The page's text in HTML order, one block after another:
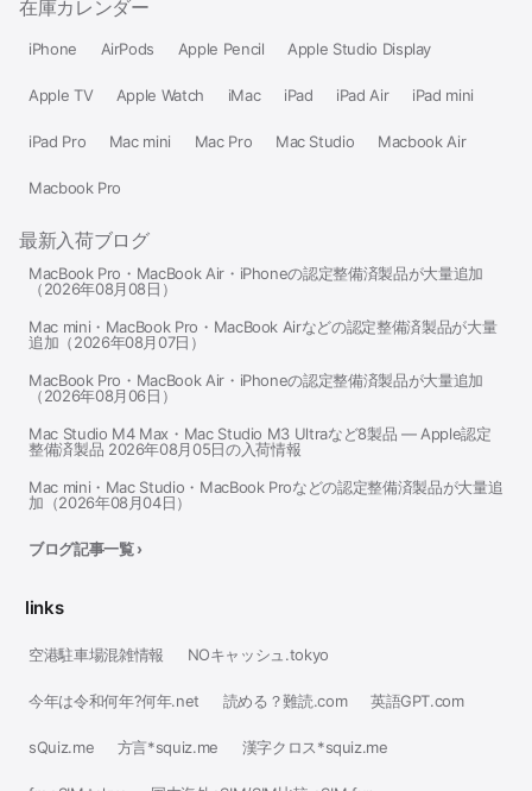
在庫カレンダー
iPhone AirPods Apple Pencil Apple Studio Display
Apple TV Apple Watch iMac iPad iPad Air iPad mini
iPad Pro Mac mini Mac Pro Mac Studio Macbook Air
Macbook Pro
最新入荷ブログ
MacBook Pro・MacBook Air・iPhoneの認定整備済製品が大量追加
（2026年08月08日）
Mac mini・MacBook Pro・MacBook Airなどの認定整備済製品が大量
追加（2026年08月07日）
MacBook Pro・MacBook Air・iPhoneの認定整備済製品が大量追加
（2026年08月06日）
Mac Studio M4 Max・Mac Studio M3 Ultraなど8製品 — Apple認定
整備済製品 2026年08月05日の入荷情報
Mac mini・Mac Studio・MacBook Proなどの認定整備済製品が大量追
加（2026年08月04日）
ブログ記事一覧 ›
links
空港駐車場混雑情報 NOキャッシュ.tokyo
今年は令和何年?何年.net 読める？難読.com 英語GPT.com
sQuiz.me 方言*squiz.me 漢字クロス*squiz.me